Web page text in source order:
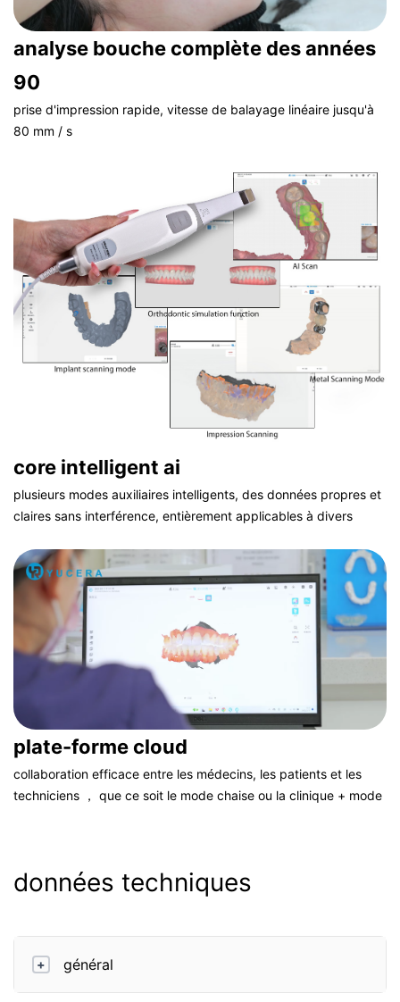
analyse bouche complète des années
90
prise d'impression rapide, vitesse de balayage linéaire jusqu'à
80 mm / s
core intelligent ai
plusieurs modes auxiliaires intelligents, des données propres et
claires sans interférence, entièrement applicables à divers
plate-forme cloud
collaboration efficace entre les médecins, les patients et les
techniciens ， que ce soit le mode chaise ou la clinique + mode
données techniques
+ général